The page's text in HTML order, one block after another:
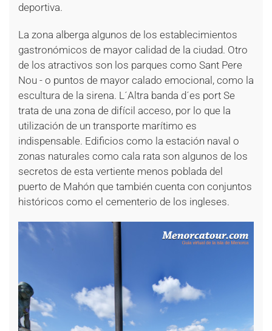
deportiva.
La zona alberga algunos de los establecimientos
gastronómicos de mayor calidad de la ciudad. Otro
de los atractivos son los parques como Sant Pere
Nou - o puntos de mayor calado emocional, como la
escultura de la sirena. L´Altra banda d´es port Se
trata de una zona de difícil acceso, por lo que la
utilización de un transporte marítimo es
indispensable. Edificios como la estación naval o
zonas naturales como cala rata son algunos de los
secretos de esta vertiente menos poblada del
puerto de Mahón que también cuenta con conjuntos
históricos como el cementerio de los ingleses.